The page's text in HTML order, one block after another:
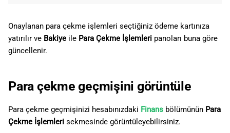
Onaylanan para çekme işlemleri seçtiğiniz ödeme kartınıza
yatırılır ve Bakiye ile Para Çekme İşlemleri panoları buna göre
güncellenir.
Para çekme geçmişini görüntüle
Para çekme geçmişinizi hesabınızdaki Finans bölümünün Para
Çekme İşlemleri sekmesinde görüntüleyebilirsiniz.